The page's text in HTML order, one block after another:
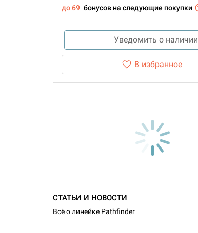
до 69 бонусов на следующие покупки
Уведомить о наличии
В избранное
СТАТЬИ И НОВОСТИ
Всё о линейке Pathfinder